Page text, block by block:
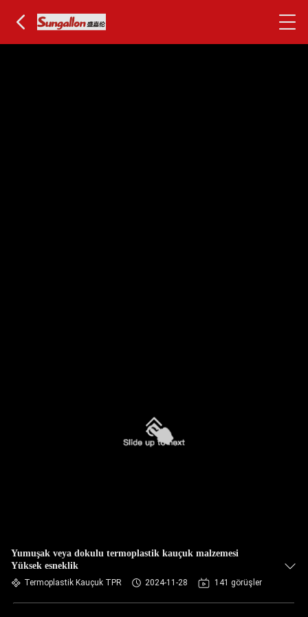
Yumuşak veya dokulu termoplastik kauçuk malzemesi
Yüksek esneklik
Termoplastik Kauçuk TPR 2024-11-28 141 görüşler